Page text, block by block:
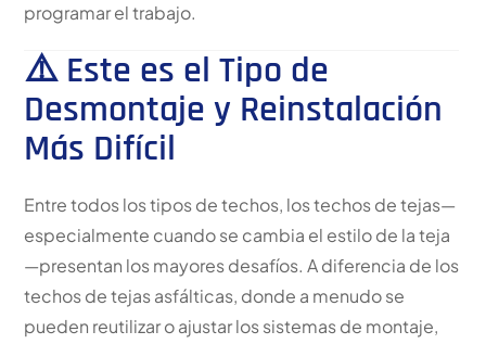
programar el trabajo.
⚠️ Este es el Tipo de
Desmontaje y Reinstalación
Más Difícil
Entre todos los tipos de techos, los techos de tejas—
especialmente cuando se cambia el estilo de la teja
—presentan los mayores desafíos. A diferencia de los
techos de tejas asfálticas, donde a menudo se
pueden reutilizar o ajustar los sistemas de montaje,